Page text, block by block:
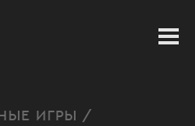
ИГРЫ /